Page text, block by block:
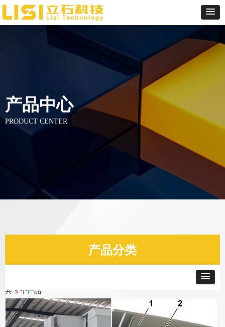
产品中心
PRODUCT CENTER
产品分类
共 3 个产品